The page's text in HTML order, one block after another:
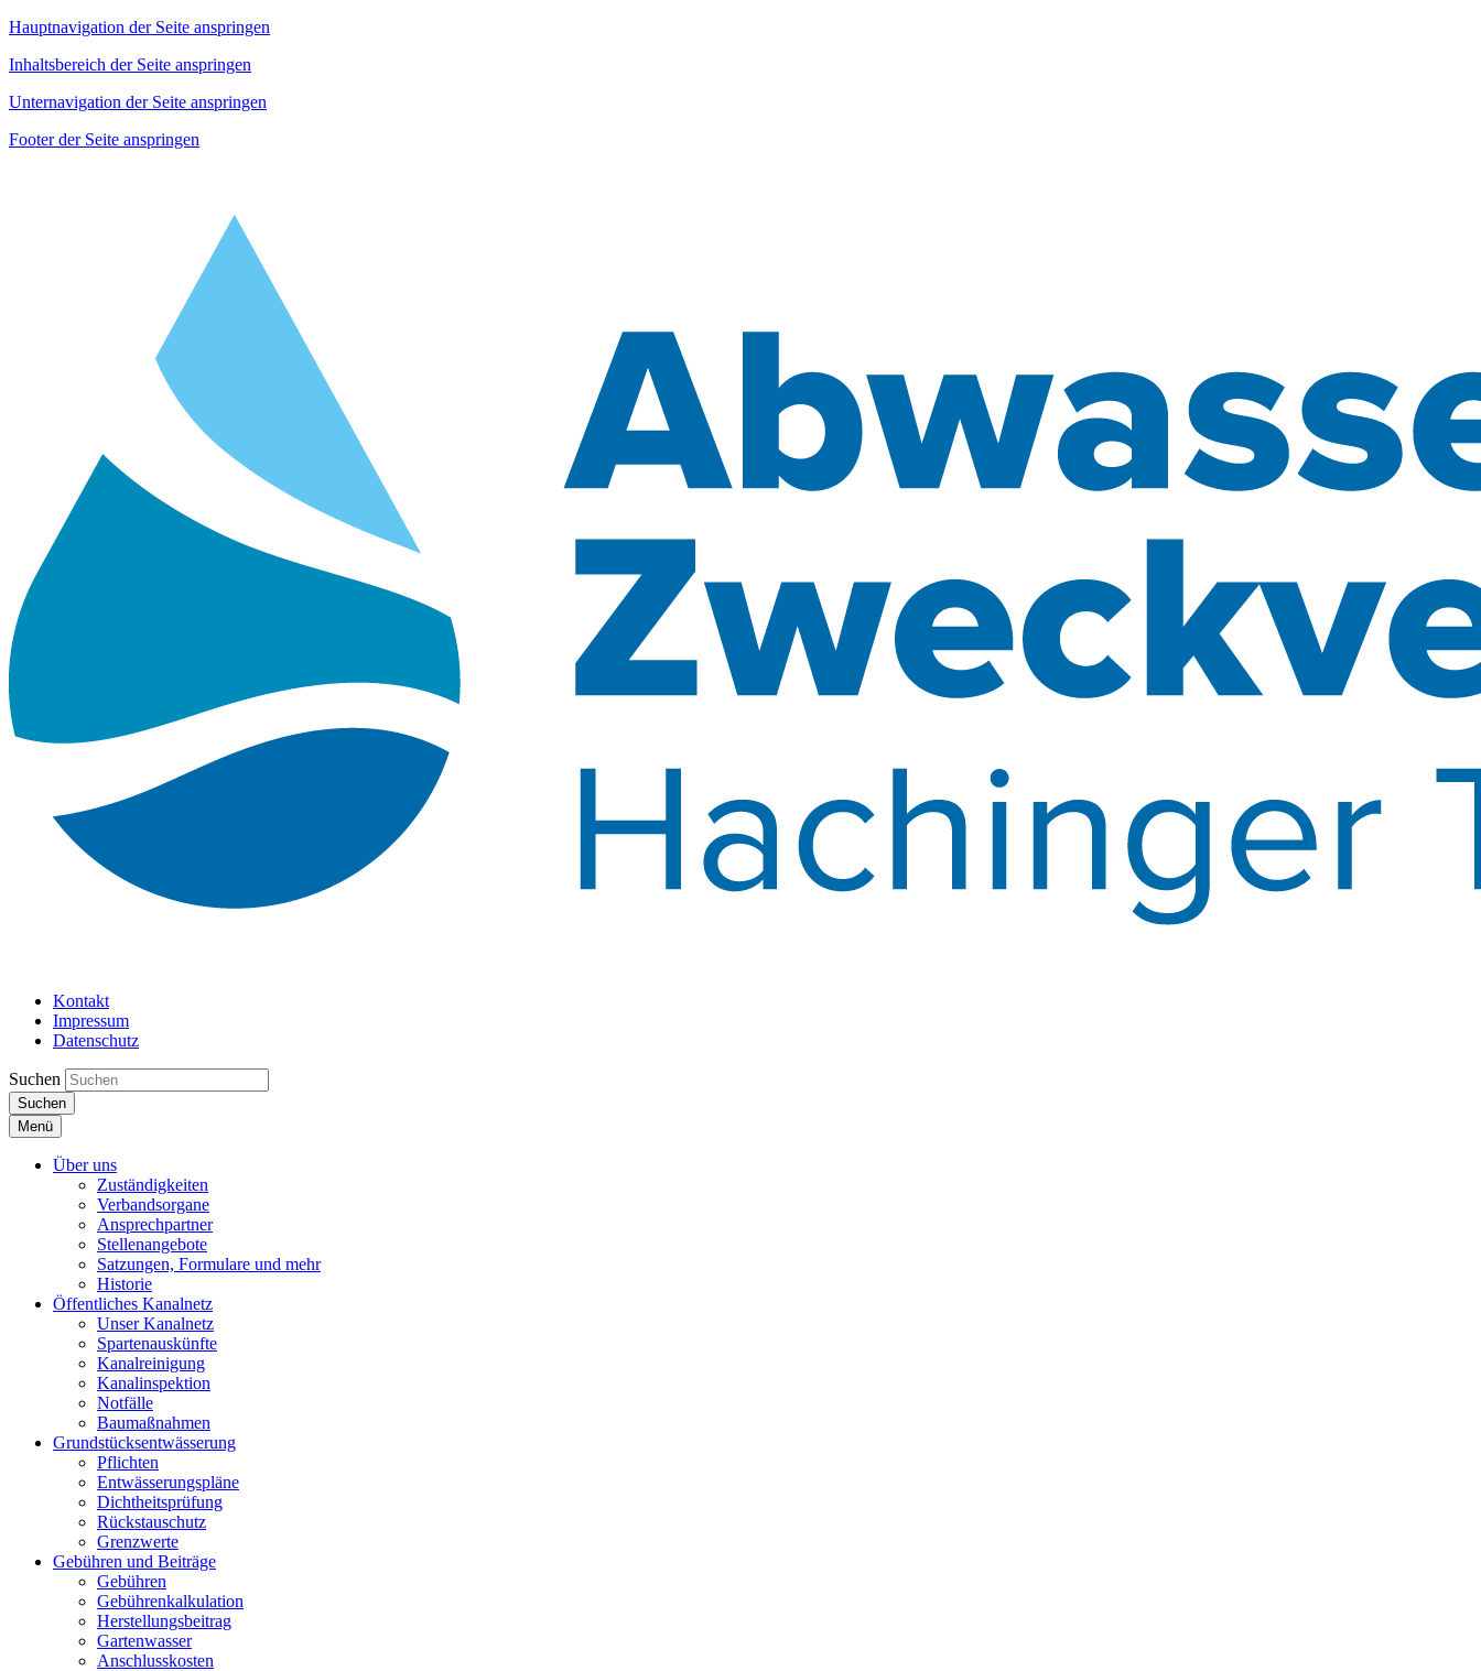
Hauptnavigation der Seite anspringen
Inhaltsbereich der Seite anspringen
Unternavigation der Seite anspringen
Footer der Seite anspringen
Kontakt
Impressum
Datenschutz
Suchen
Suchen
Menü
Über uns
Zuständigkeiten
Verbandsorgane
Ansprechpartner
Stellenangebote
Satzungen, Formulare und mehr
Historie
Öffentliches Kanalnetz
Unser Kanalnetz
Spartenauskünfte
Kanalreinigung
Kanalinspektion
Notfälle
Baumaßnahmen
Grundstücksentwässerung
Pflichten
Entwässerungspläne
Dichtheitsprüfung
Rückstauschutz
Grenzwerte
Gebühren und Beiträge
Gebühren
Gebührenkalkulation
Herstellungsbeitrag
Gartenwasser
Anschlusskosten